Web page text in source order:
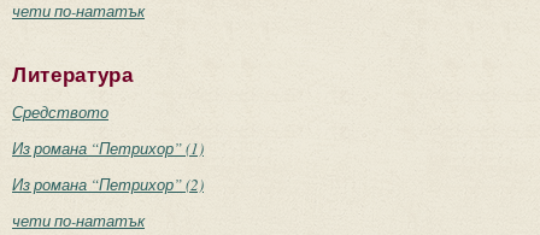
чети по-нататък
Литература
Средството
Из романа “Петрихор” (1)
Из романа “Петрихор” (2)
чети по-нататък